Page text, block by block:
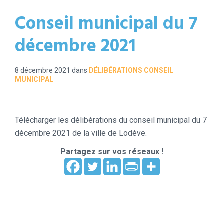
Conseil municipal du 7
décembre 2021
8 décembre 2021 dans DÉLIBÉRATIONS CONSEIL
MUNICIPAL
Télécharger les délibérations du conseil municipal du 7
décembre 2021 de la ville de Lodève.
Partagez sur vos réseaux !